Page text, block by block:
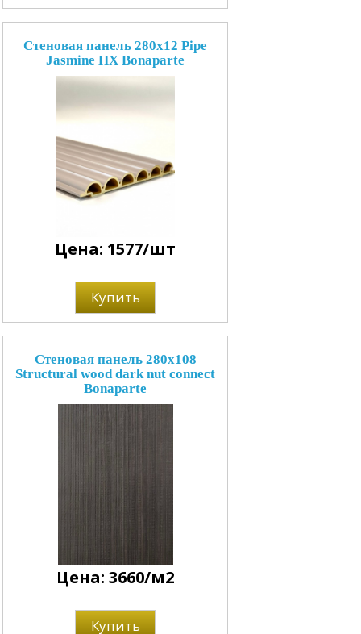
Стеновая панель 280x12 Pipe
Jasmine НХ Bonaparte
Цена: 1577/шт
Купить
Стеновая панель 280x108
Structural wood dark nut connect
Bonaparte
Цена: 3660/м2
Купить